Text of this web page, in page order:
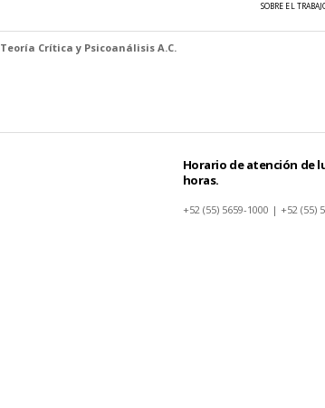
SOBRE EL
Teoría Crítica y Psicoanálisis A.C.
Horario de atención de
horas.
+52 (55) 5659-1000 | +52 (55)